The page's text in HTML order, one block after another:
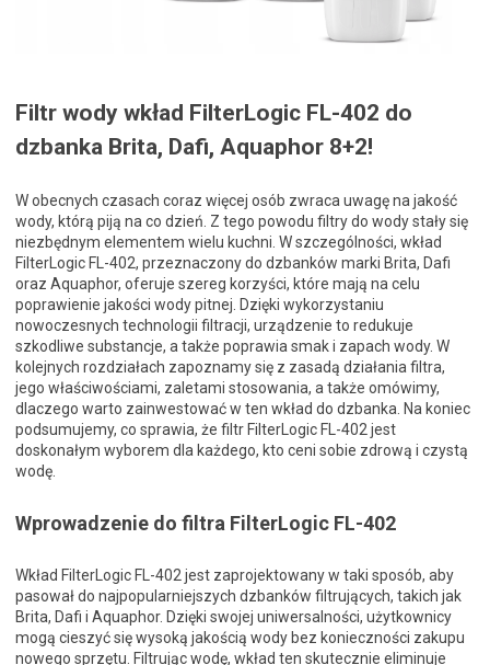
Filtr wody wkład FilterLogic FL-402 do
dzbanka Brita, Dafi, Aquaphor 8+2!
W obecnych czasach coraz więcej osób zwraca uwagę na jakość
wody, którą piją na co dzień. Z tego powodu filtry do wody stały się
niezbędnym elementem wielu kuchni. W szczególności, wkład
FilterLogic FL-402, przeznaczony do dzbanków marki Brita, Dafi
oraz Aquaphor, oferuje szereg korzyści, które mają na celu
poprawienie jakości wody pitnej. Dzięki wykorzystaniu
nowoczesnych technologii filtracji, urządzenie to redukuje
szkodliwe substancje, a także poprawia smak i zapach wody. W
kolejnych rozdziałach zapoznamy się z zasadą działania filtra,
jego właściwościami, zaletami stosowania, a także omówimy,
dlaczego warto zainwestować w ten wkład do dzbanka. Na koniec
podsumujemy, co sprawia, że filtr FilterLogic FL-402 jest
doskonałym wyborem dla każdego, kto ceni sobie zdrową i czystą
wodę.
Wprowadzenie do filtra FilterLogic FL-402
Wkład FilterLogic FL-402 jest zaprojektowany w taki sposób, aby
pasował do najpopularniejszych dzbanków filtrujących, takich jak
Brita, Dafi i Aquaphor. Dzięki swojej uniwersalności, użytkownicy
mogą cieszyć się wysoką jakością wody bez konieczności zakupu
nowego sprzętu. Filtrując wodę, wkład ten skutecznie eliminuje